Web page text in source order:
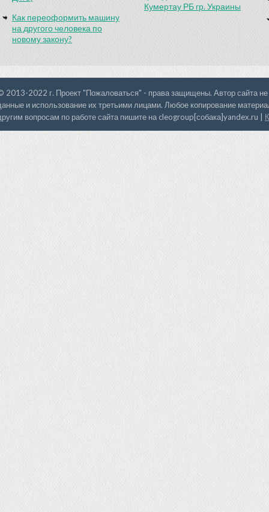
Как переоформить машину
на другого человека по
новому закону?
Кумертау РБ гр. Украины
2013-2022 г. Проект "Пожаловаться" - права защищены. Автор сайта не
и использование их третьими лицами. Любое копирование
вопросам по работе сайта пишите на cleogroup[собака]yandex.ru |